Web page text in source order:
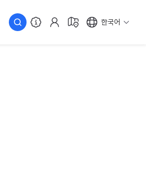
한국어